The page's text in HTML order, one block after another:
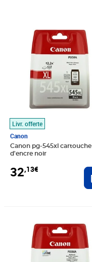
Livr. offerte
Canon
Canon pg-545xl cartouche
d'encre noir
32,13€